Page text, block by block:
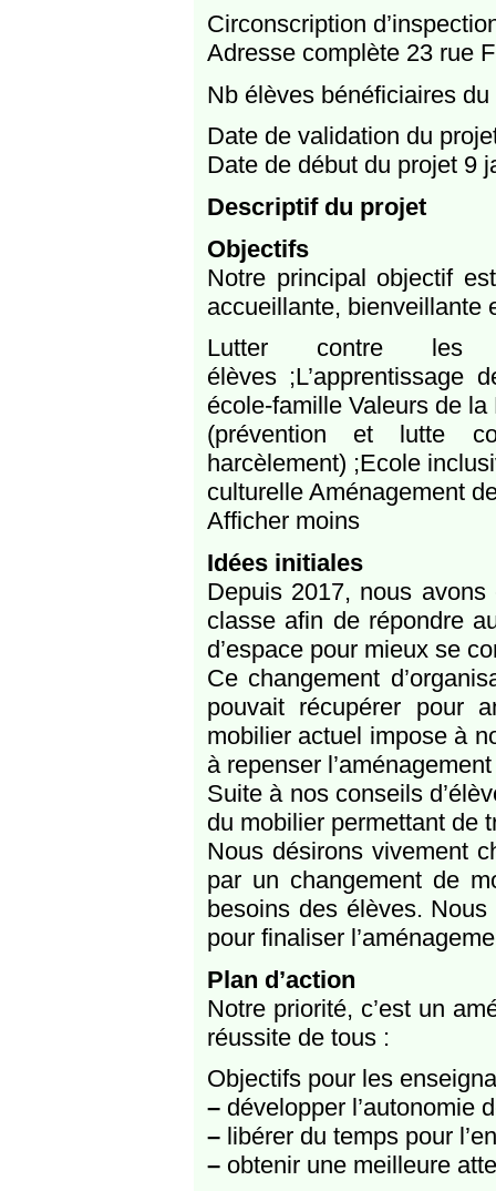
Circonscription
Adresse complète 23 rue
Nb élèves bénéficiaires
Date de validation du
Date de début du projet 9
Descriptif du projet
Objectifs
Notre principal objectif
accueillante, bienveillante
Lutter contre les
élèves ;L’apprentissage
école-famille Valeurs de
(prévention et lutte
harcèlement) ;Ecole
culturelle Aménagement
Afficher moins
Idées initiales
Depuis 2017, nous
classe afin de répondre
d’espace pour mieux se
Ce changement
pouvait récupérer pour
mobilier actuel impose à
à repenser
Suite à nos conseils
du mobilier permettant de
Nous désirons vivement
par un changement de
besoins des élèves.
pour finaliser
Plan d’action
Notre priorité, c’est un
réussite de tous :
Objectifs pour les
–développer l’autonomie
–libérer du temps pour
–obtenir une meilleure